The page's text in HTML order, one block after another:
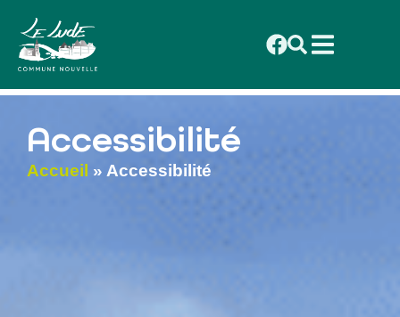
principal
Accessibilité
Accueil » Accessibilité